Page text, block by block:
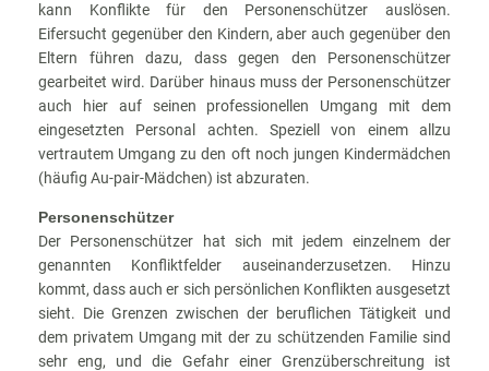
kann Konflikte für den Personenschützer auslösen.
Eifersucht gegenüber den Kindern, aber auch gegenüber den
Eltern führen dazu, dass gegen den Personenschützer
gearbeitet wird. Darüber hinaus muss der Personenschützer
auch hier auf seinen professionellen Umgang mit dem
eingesetzten Personal achten. Speziell von einem allzu
vertrautem Umgang zu den oft noch jungen Kindermädchen
(häufig Au-pair-Mädchen) ist abzuraten.
Personenschützer
Der Personenschützer hat sich mit jedem einzelnem der
genannten Konfliktfelder auseinanderzusetzen. Hinzu
kommt, dass auch er sich persönlichen Konflikten ausgesetzt
sieht. Die Grenzen zwischen der beruflichen Tätigkeit und
dem privatem Umgang mit der zu schützenden Familie sind
sehr eng, und die Gefahr einer Grenzüberschreitung ist